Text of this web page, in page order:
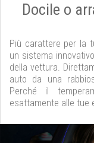
Docile o
Più carattere per la
un sistema
della vettura.
auto da una
Perché il
esattamente alle tue